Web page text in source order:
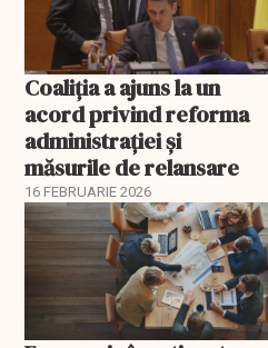
Coaliția a ajuns la un
acord privind reforma
administrației și
măsurile de relansare
16 FEBRUARIE 2026